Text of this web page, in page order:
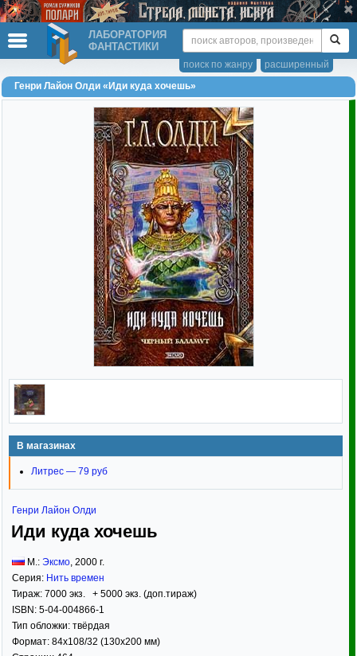
ЛАБОРАТОРИЯ
ФАНТАСТИКИ
расширенный
поиск по жанру
Генри Лайон Олди «Иди куда хочешь»
В магазинах
Литрес — 79 руб
Генри Лайон Олди
Иди куда хочешь
М.: Эксмо 2000 г.
Серия: Нить времен
Тираж: 7000 экз. + 5000 экз. (доп.тираж)
ISBN: 5-04-004866-1
Тип обложки: твёрдая
Формат: 84x108/32 (130x200 мм)